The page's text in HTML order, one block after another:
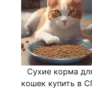
Сухие корма
кошек купить в